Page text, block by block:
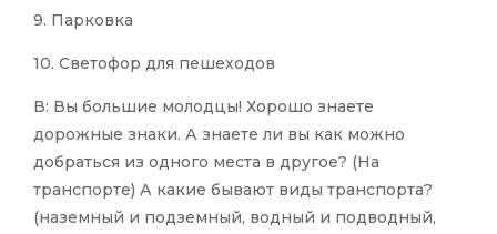
9. Парковка
10. Светофор для пешеходов
В: Вы большие молодцы! Хорошо знаете
дорожные знаки. А знаете ли вы как можно
добраться из одного места в другое? (На
транспорте) А какие бывают виды транспорта?
(наземный и подземный, водный и подводный,